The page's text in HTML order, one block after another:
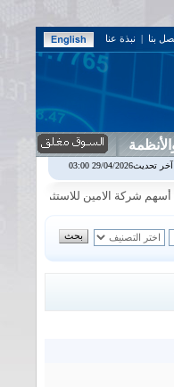
بنا | نبذة عنا
0.00%
|اسفنج1.87
شركة الامين للاستثمار المالي في